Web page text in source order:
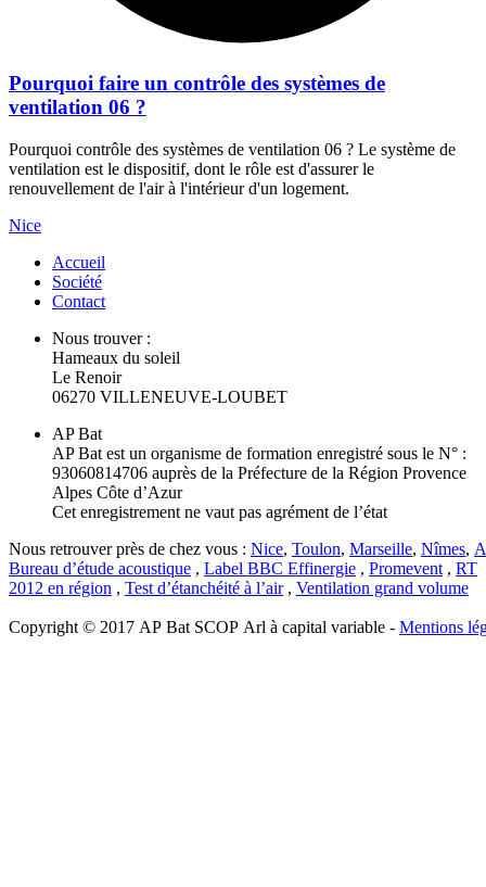
Pourquoi faire un contrôle des systèmes de
ventilation 06 ?
Pourquoi contrôle des systèmes de ventilation 06 ? Le système de
ventilation est le dispositif, dont le rôle est d'assurer le
renouvellement de l'air à l'intérieur d'un logement.
Nice
Accueil
Société
Contact
Nous trouver :
Hameaux du soleil
Le Renoir
06270 VILLENEUVE-LOUBET
AP Bat
AP Bat est un organisme de formation enregistré sous le N° :
93060814706 auprès de la Préfecture de la Région Provence
Alpes Côte d’Azur
Cet enregistrement ne vaut pas agrément de l’état
Nous retrouver près de chez vous : Nice, Toulon, Marseille, Nîmes,
Bureau d’étude acoustique , Label BBC Effinergie , Promevent , RT
2012 en région , Test d’étanchéité à l’air, Ventilation grand volume
Copyright © 2017 AP Bat SCOP Arl à capital variable - Mentions